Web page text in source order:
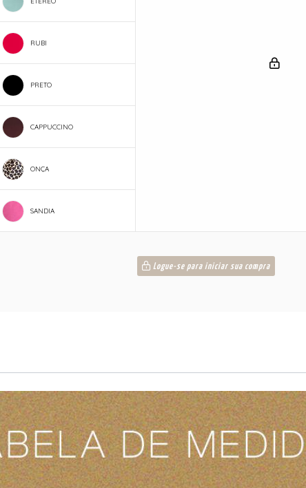
RUBI
PRETO
CAPPUCCINO
ONÇA
SANDIA
Logue-se para iniciar sua compra